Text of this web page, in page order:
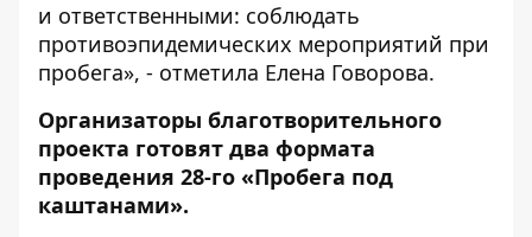
и ответственными: соблюдать
противоэпидемических мероприятий при
пробега», - отметила Елена Говорова.
Организаторы благотворительного
проекта готовят два формата
проведения 28-го «Пробега под
каштанами».